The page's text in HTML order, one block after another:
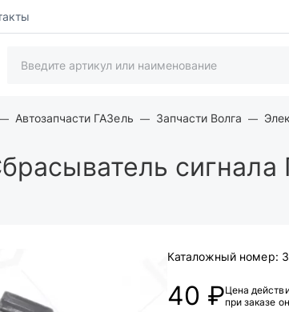
Автозапчасти ГАЗель Запчасти Волга
сигнала
Каталожный номер:
40 ₽Цена
при заказе